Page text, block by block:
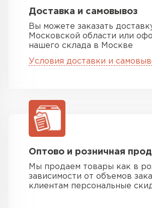
Доставка и самовывоз
Вы можете заказать
Московской области или
нашего склада в Москве
Условия доставки и
Оптово и розничная
Мы продаем товары как в
зависимости от объемов
клиентам персональные